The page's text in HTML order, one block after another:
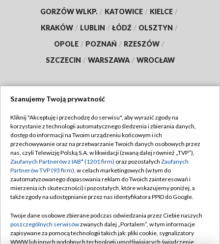
GORZÓW WLKP. / KATOWICE / KIELCE /
KRAKÓW / LUBLIN / ŁÓDŹ / OLSZTYN /
OPOLE / POZNAŃ / RZESZÓW /
SZCZECIN / WARSZAWA / WROCŁAW
TVP
Abonament TVP
Emisja w TVP
Centrum informacji TVP
Naziemna Telewizja Cyfrowa
Rada Programowa
System NOS
Regulamin TVP
Polityka prywatności
Moje zgody
Pomoc
Kontakt
Szanujemy Twoją prywatność
Kliknij "Akceptuję i przechodzę do serwisu", aby wyrazić zgody na
korzystanie z technologii automatycznego śledzenia i zbierania danych,
dostęp do informacji na Twoim urządzeniu końcowym i ich
przechowywanie oraz na przetwarzanie Twoich danych osobowych przez
nas, czyli Telewizję Polską S.A. w likwidacji (zwaną dalej również „TVP”),
Zaufanych Partnerów z IAB* (1201 firm) oraz pozostałych Zaufanych
Partnerów TVP (93 firm), w celach marketingowych (w tym do
zautomatyzowanego dopasowania reklam do Twoich zainteresowań i
mierzenia ich skuteczności) i pozostałych, które wskazujemy poniżej, a
także zgody na udostępnianie przez nas identyfikatora PPID do Google.
Twoje dane osobowe zbierane podczas odwiedzania przez Ciebie naszych
poszczególnych serwisówzwanych dalej „Portalem”, w tym informacje
zapisywane za pomocą technologii takich jak: pliki cookie, sygnalizatory
WWW lub innych podobnych technologii umożliwiających świadczenie